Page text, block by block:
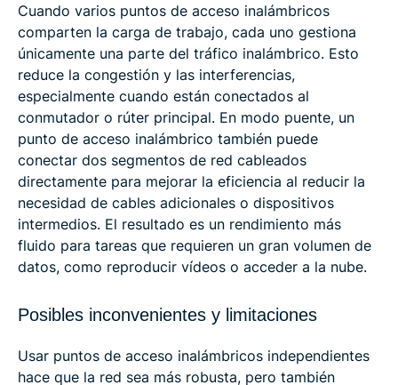
Cuando varios puntos de acceso inalámbricos
comparten la carga de trabajo, cada uno gestiona
únicamente una parte del tráfico inalámbrico. Esto
reduce la congestión y las interferencias,
especialmente cuando están conectados al
conmutador o rúter principal. En modo puente, un
punto de acceso inalámbrico también puede
conectar dos segmentos de red cableados
directamente para mejorar la eficiencia al reducir la
necesidad de cables adicionales o dispositivos
intermedios. El resultado es un rendimiento más
fluido para tareas que requieren un gran volumen de
datos, como reproducir vídeos o acceder a la nube.
Posibles inconvenientes y limitaciones
Usar puntos de acceso inalámbricos independientes
hace que la red sea más robusta, pero también